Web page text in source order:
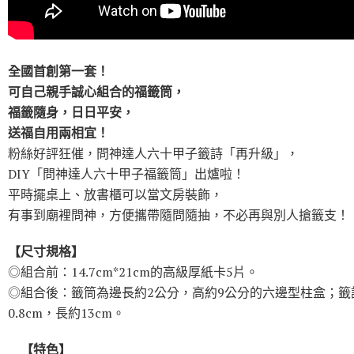
全國首創第一套！
可自己親手誠心組合的福籤筒，
福籤隨身，日日平安，
送福自用兩相宜！
粉絲好評狂催，問神達人六十甲子籤詩「再升級」，
DIY「問神達人六十甲子福籤筒」出爐啦！
平時擺桌上、放書櫃可以當文房裝飾，
有事到廟裡問神，方便攜帶隨問隨抽，不必再與別人搶籤支！
【尺寸規格】
◎組合前：14.7cm*21cm的高級厚紙卡5片。
◎組合後：籤筒為邊長約2公分，高約9公分的六邊型柱盒；籤
0.8cm，長約13cm。
【特色】